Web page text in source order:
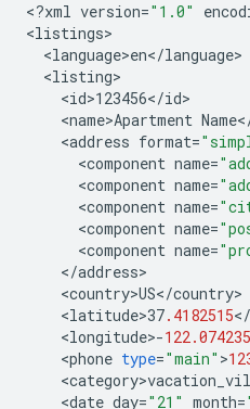
<?xml version="1.0"
<listings
<language>en</language
<listing
<id>123456</id
<name>Apartment Name<
<address format=
<component name=
<component name=
<component name=
<component name=
<component name=
</address
<country>US</country
<latitude>37.4182515</
<longitude>-
<phone type="main" >
<
<date day="21" month=